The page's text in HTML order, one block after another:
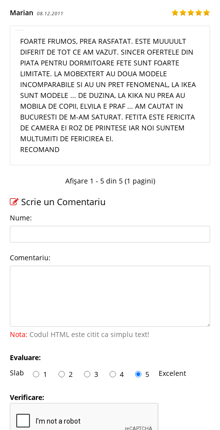
Marian 08.12.2011
FOARTE FRUMOS, PREA RASFATAT. ESTE MUUUULT
DIFERIT DE TOT CE AM VAZUT. SINCER OFERTELE DIN
PIATA PENTRU DORMITOARE FETE SUNT FOARTE
LIMITATE. LA MOBEXTERT AU DOUA MODELE
INCOMPARABILE SI AU UN PRET FENOMENAL, LA IKEA
SUNT MODELE ... DE DUZINA, LA KIKA NU PREA AU
MOBILA DE COPII, ELVILA E PRAF ... AM CAUTAT IN
BUCURESTI DE M-AM SATURAT. FETITA ESTE FERICITA
DE CAMERA EI ROZ DE PRINTESE IAR NOI SUNTEM
MULTUMITI DE FERICIREA EI.
RECOMAND
Afișare 1 - 5 din 5 (1 pagini)
Scrie un Comentariu
Nume:
Comentariu:
Nota: Codul HTML este citit ca simplu text!
Evaluare:
Slab
1 2 3 4 5 Excelent
Verificare: